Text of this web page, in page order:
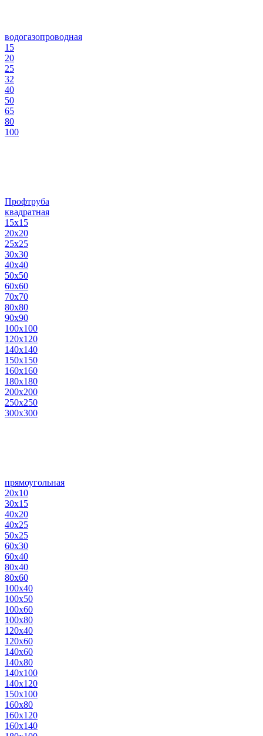
водогазопроводная
15
20
25
32
40
50
65
80
100
Профтруба
квадратная
15х15
20х20
25х25
30х30
40х40
50х50
60х60
70х70
80х80
90х90
100х100
120х120
140х140
150х150
160х160
180х180
200х200
250х250
300х300
прямоугольная
20х10
30х15
40х20
40х25
50х25
60х30
60х40
80х40
80х60
100х40
100х50
100х60
100х80
120х40
120х60
140х60
140х80
140х100
140х120
150х100
160х80
160х120
160х140